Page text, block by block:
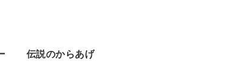
伝説のからあげ